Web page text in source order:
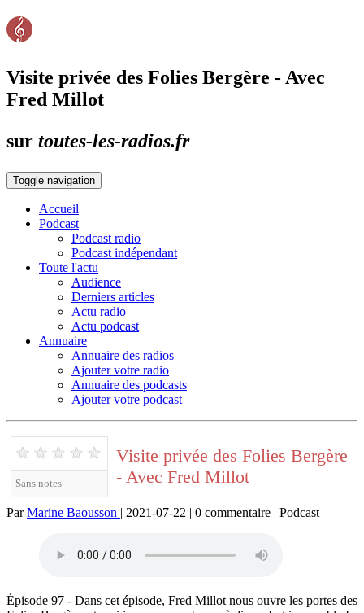
Visite privée des Folies Bergère - Avec
Fred Millot
sur toutes-les-radios.fr
Toggle navigation
Accueil
Podcast
Podcast radio
Podcast indépendant
Toute l'actu
Audience
Derniers articles
Actu radio
Actu podcast
Annuaire
Annuaire des radios
Ajouter votre radio
Annuaire des podcasts
Ajouter votre podcast
★ ★ ★ ★ ★
Sans notes
Visite privée des Folies Bergère
- Avec Fred Millot
ParMarine Baousson | 2021-07-22 | 0 commentaire | Podcast
Épisode 97 - Dans cet épisode, Fred Millot nous ouvre les portes des